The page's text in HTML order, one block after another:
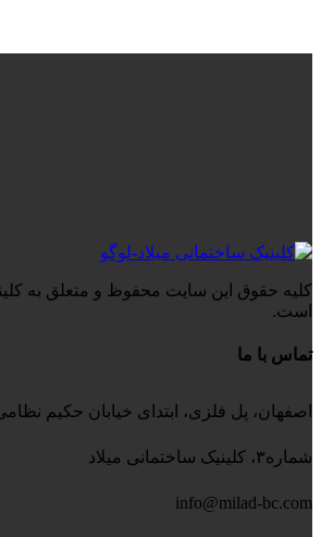
کلیه حقوق این سایت محفوظ و متعلق به
است.
تماس با ما
اصفهان، پل فلزی، ابتدای خیابان حکیم
شماره۳، کلینیک ساختمانی میلاد
info@milad-bc.com